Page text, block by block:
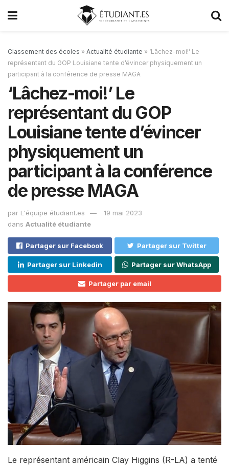
Classement des écoles » Actualité étudiante » ‘Lâchez-moi!’ Le
représentant du GOP Louisiane tente d’évincer physiquement un
participant à la conférence de presse MAGA
‘Lâchez-moi!’ Le
représentant du GOP
Louisiane tente d’évincer
physiquement un
participant à la conférence
de presse MAGA
par L'équipe étudiant.es
19 mai 2023
dans Actualité étudiante
Partager sur Facebook Partager sur Twitter
Partager sur Linkedin Partager sur WhatsApp
Partager par email
Le représentant américain Clay Higgins (R-LA) a tenté